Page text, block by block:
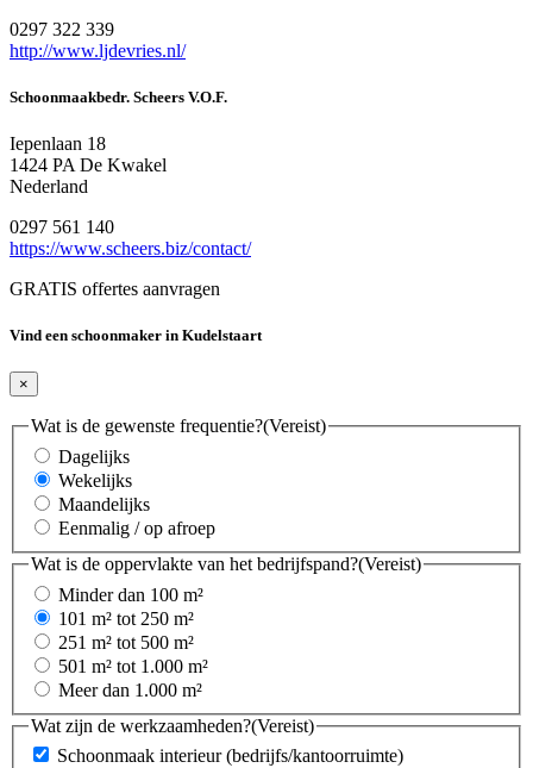
0297 322 339
http://www.ljdevries.nl/
Schoonmaakbedr. Scheers V.O.F.
Iepenlaan 18
1424 PA De Kwakel
Nederland
0297 561 140
https://www.scheers.biz/contact/
GRATIS offertes aanvragen
Vind een schoonmaker in Kudelstaart
×
Wat is de gewenste frequentie?(Vereist)
Dagelijks
Wekelijks
Maandelijks
Eenmalig / op afroep
Wat is de oppervlakte van het bedrijfspand?(Vereist)
Minder dan 100 m²
101 m² tot 250 m²
251 m² tot 500 m²
501 m² tot 1.000 m²
Meer dan 1.000 m²
Wat zijn de werkzaamheden?(Vereist)
Schoonmaak interieur (bedrijfs/kantoorruimte)